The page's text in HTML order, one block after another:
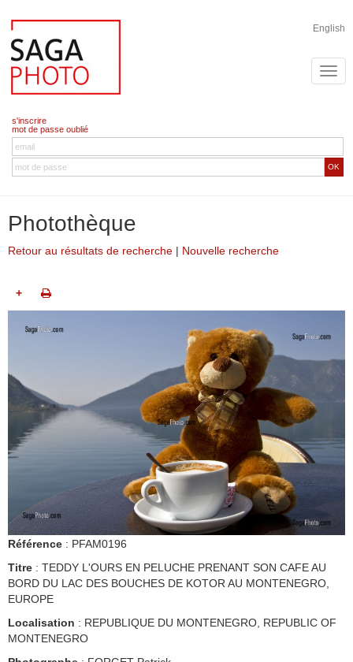
English
s'inscrire
mot de passe oublié
OK
Photothèque
Retour au résultats de recherche | Nouvelle recherche
+
Référence : PFAM0196
Titre : TEDDY L'OURS EN PELUCHE PRENANT SON CAFE AU
BORD DU LAC DES BOUCHES DE KOTOR AU MONTENEGRO,
EUROPE
Localisation : REPUBLIQUE DU MONTENEGRO, REPUBLIC OF
MONTENEGRO